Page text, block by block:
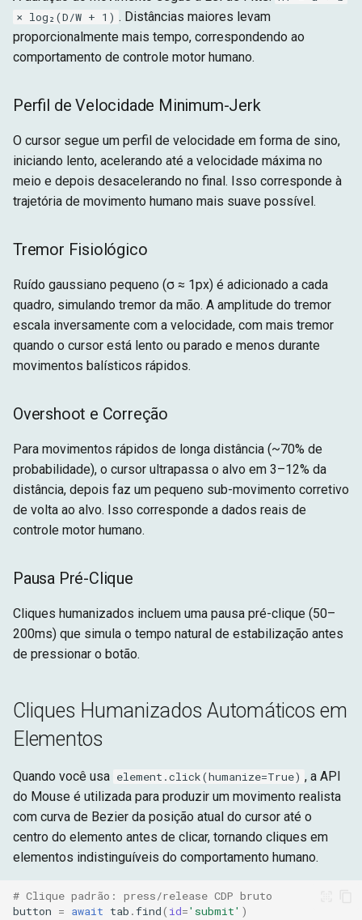
× log₂(D/W + 1) . Distâncias maiores levam
proporcionalmente mais tempo, correspondendo ao
comportamento de controle motor humano.
Perfil de Velocidade Minimum-Jerk
O cursor segue um perfil de velocidade em forma de sino,
iniciando lento, acelerando até a velocidade máxima no
meio e depois desacelerando no final. Isso corresponde à
trajetória de movimento humano mais suave possível.
Tremor Fisiológico
Ruído gaussiano pequeno (σ ≈ 1px) é adicionado a cada
quadro, simulando tremor da mão. A amplitude do tremor
escala inversamente com a velocidade, com mais tremor
quando o cursor está lento ou parado e menos durante
movimentos balísticos rápidos.
Overshoot e Correção
Para movimentos rápidos de longa distância (~70% de
probabilidade), o cursor ultrapassa o alvo em 3–12% da
distância, depois faz um pequeno sub-movimento corretivo
de volta ao alvo. Isso corresponde a dados reais de
controle motor humano.
Pausa Pré-Clique
Cliques humanizados incluem uma pausa pré-clique (50–
200ms) que simula o tempo natural de estabilização antes
de pressionar o botão.
Cliques Humanizados Automáticos em
Elementos
Quando você usa element.click(humanize=True) , a API
do Mouse é utilizada para produzir um movimento realista
com curva de Bezier da posição atual do cursor até o
centro do elemento antes de clicar, tornando cliques em
elementos indistinguíveis do comportamento humano.
# Clique padrão: press/release CDP bruto
button = await tab .find( id='submit' )